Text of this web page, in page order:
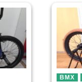
BMX